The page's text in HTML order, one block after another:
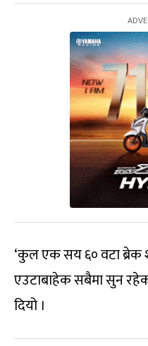
‘कुल एक सय ६० वटा ब्रेक
एउटाबाहेक सबैमा सुन
दियो ।